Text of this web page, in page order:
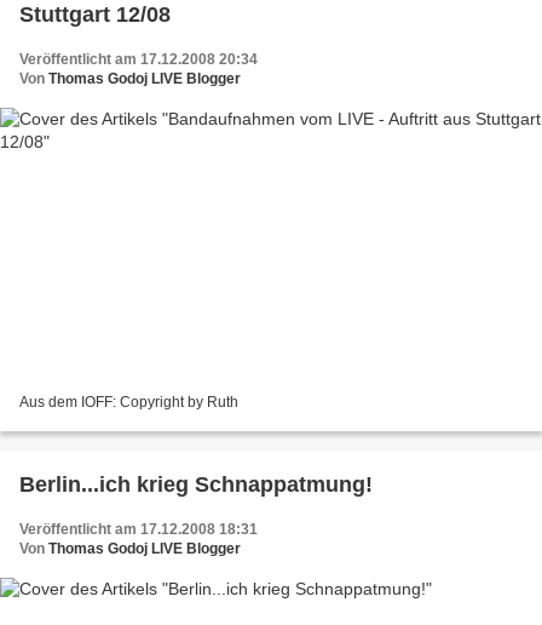
Stuttgart 12/08
Veröffentlicht am 17.12.2008 20:34
Von Thomas Godoj LIVE Blogger
Aus dem IOFF: Copyright by Ruth
Berlin...ich krieg Schnappatmung!
Veröffentlicht am 17.12.2008 18:31
Von Thomas Godoj LIVE Blogger